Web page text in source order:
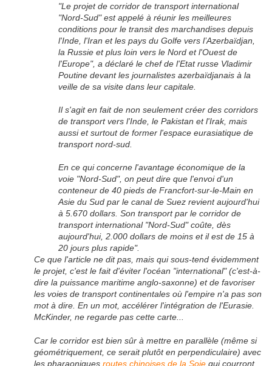
"Le projet de corridor de transport international
"Nord-Sud" est appelé à réunir les meilleures
conditions pour le transit des marchandises depuis
l'Inde, l'Iran et les pays du Golfe vers l’Azerbaïdjan,
la Russie et plus loin vers le Nord et l'Ouest de
l'Europe", a déclaré le chef de l'Etat russe Vladimir
Poutine devant les journalistes azerbaïdjanais à la
veille de sa visite dans leur capitale.
Il s'agit en fait de non seulement créer des corridors
de transport vers l'Inde, le Pakistan et l'Irak, mais
aussi et surtout de former l'espace eurasiatique de
transport nord-sud.
En ce qui concerne l'avantage économique de la
voie "Nord-Sud", on peut dire que l'envoi d'un
conteneur de 40 pieds de Francfort-sur-le-Main en
Asie du Sud par le canal de Suez revient aujourd'hui
à 5.670 dollars. Son transport par le corridor de
transport international "Nord-Sud" coûte, dès
aujourd'hui, 2.000 dollars de moins et il est de 15 à
20 jours plus rapide".
Ce que l'article ne dit pas, mais qui sous-tend évidemment
le projet, c'est le fait d'éviter l'océan "international" (c'est-à-
dire la puissance maritime anglo-saxonne) et de favoriser
les voies de transport continentales où l'empire n'a pas son
mot à dire. En un mot, accélérer l'intégration de l'Eurasie.
McKinder, ne regarde pas cette carte...
Car le corridor est bien sûr à mettre en parallèle (même si
géométriquement, ce serait plutôt en perpendiculaire) avec
les pharaoniques routes chinoises de la Soie qui courront